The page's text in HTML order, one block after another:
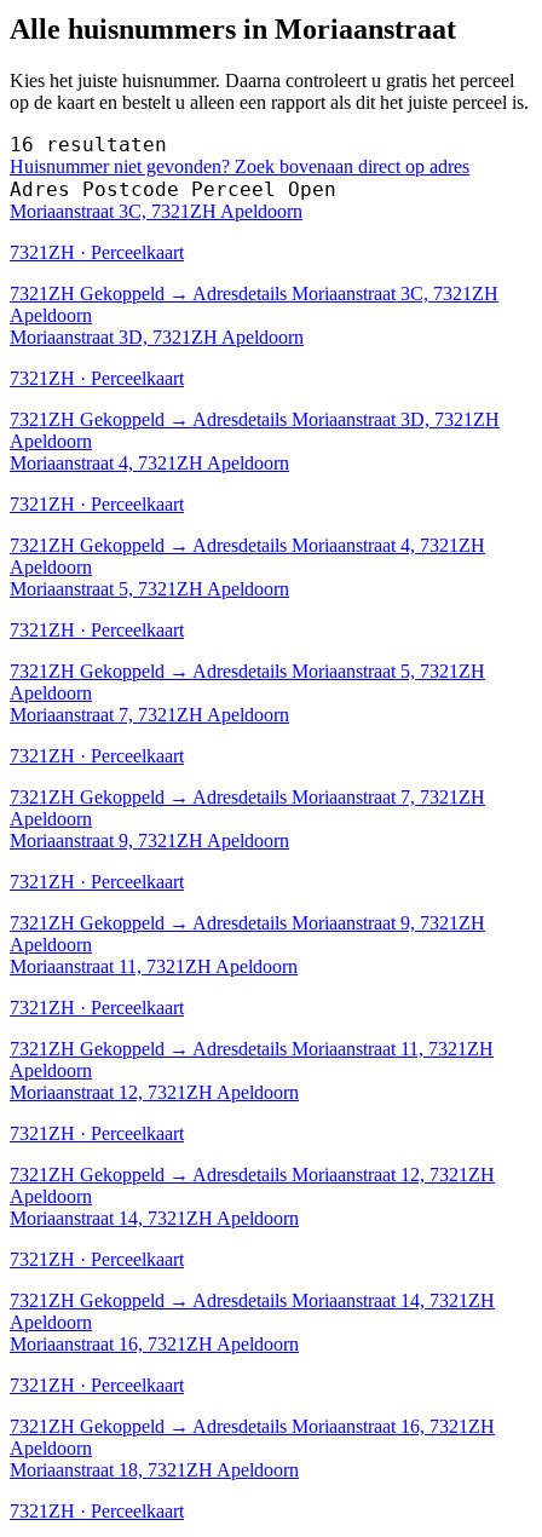
Alle huisnummers in Moriaanstraat
Kies het juiste huisnummer. Daarna controleert u gratis het perceel
op de kaart en bestelt u alleen een rapport als dit het juiste perceel is.
16 resultaten
Huisnummer niet gevonden? Zoek bovenaan direct op adres
Adres Postcode Perceel Open
Moriaanstraat 3C, 7321ZH Apeldoorn
7321ZH · Perceelkaart
7321ZH Gekoppeld → Adresdetails Moriaanstraat 3C, 7321ZH
Apeldoorn
Moriaanstraat 3D, 7321ZH Apeldoorn
7321ZH · Perceelkaart
7321ZH Gekoppeld → Adresdetails Moriaanstraat 3D, 7321ZH
Apeldoorn
Moriaanstraat 4, 7321ZH Apeldoorn
7321ZH · Perceelkaart
7321ZH Gekoppeld → Adresdetails Moriaanstraat 4, 7321ZH
Apeldoorn
Moriaanstraat 5, 7321ZH Apeldoorn
7321ZH · Perceelkaart
7321ZH Gekoppeld → Adresdetails Moriaanstraat 5, 7321ZH
Apeldoorn
Moriaanstraat 7, 7321ZH Apeldoorn
7321ZH · Perceelkaart
7321ZH Gekoppeld → Adresdetails Moriaanstraat 7, 7321ZH
Apeldoorn
Moriaanstraat 9, 7321ZH Apeldoorn
7321ZH · Perceelkaart
7321ZH Gekoppeld → Adresdetails Moriaanstraat 9, 7321ZH
Apeldoorn
Moriaanstraat 11, 7321ZH Apeldoorn
7321ZH · Perceelkaart
7321ZH Gekoppeld → Adresdetails Moriaanstraat 11, 7321ZH
Apeldoorn
Moriaanstraat 12, 7321ZH Apeldoorn
7321ZH · Perceelkaart
7321ZH Gekoppeld → Adresdetails Moriaanstraat 12, 7321ZH
Apeldoorn
Moriaanstraat 14, 7321ZH Apeldoorn
7321ZH · Perceelkaart
7321ZH Gekoppeld → Adresdetails Moriaanstraat 14, 7321ZH
Apeldoorn
Moriaanstraat 16, 7321ZH Apeldoorn
7321ZH · Perceelkaart
7321ZH Gekoppeld → Adresdetails Moriaanstraat 16, 7321ZH
Apeldoorn
Moriaanstraat 18, 7321ZH Apeldoorn
7321ZH · Perceelkaart